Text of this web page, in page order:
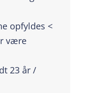
opfyldes <
være
23 år /